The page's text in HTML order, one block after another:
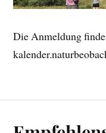
Die Anmeldung